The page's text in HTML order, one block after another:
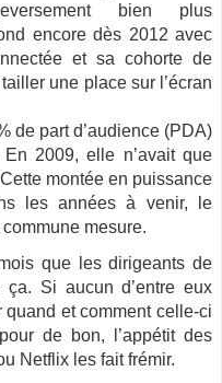
bien plus
encore dès 2012 avec
et sa cohorte de
une place sur l’écran
de part d’audience (PDA)
2009, elle n’avait que
montée en puissance
les années à venir, le
mesure.
que les dirigeants de
Si aucun d’entre eux
quand et comment celle-ci
de bon, l’appétit des
Netflix les fait frémir.